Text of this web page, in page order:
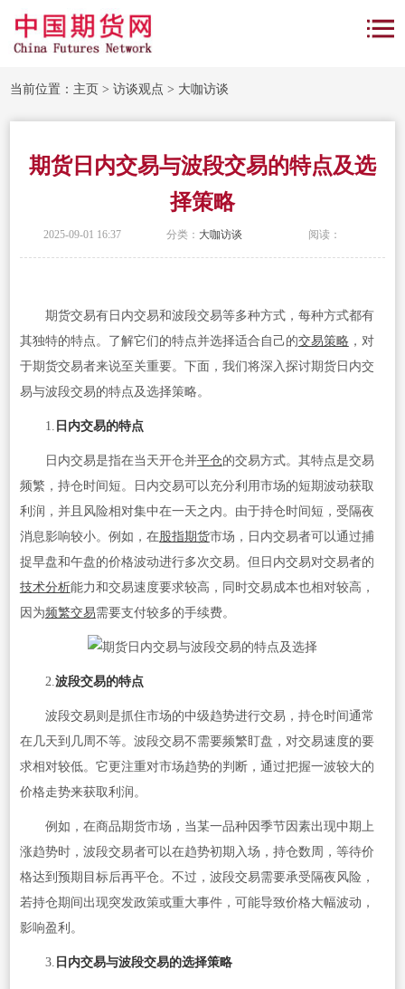
当前位置： 主页 >访谈观点 > 大咖访谈
期货日内交易与波段交易的特点及选
择策略
2025-09-01 16:37 分类： 大咖访谈 阅读：
期货交易有日内交易和波段交易等多种方式，每种方式都有
其独特的特点。了解它们的特点并选择适合自己的交易策略 ，对
于期货交易者来说至关重要。下面，我们将深入探讨期货日内交
易与波段交易的特点及选择策略。
1. 日内交易的特点
日内交易是指在当天开仓并平仓的交易方式。其特点是交易
频繁，持仓时间短。日内交易可以充分利用市场的短期波动获取
利润，并且风险相对集中在一天之内。由于持仓时间短，受隔夜
消息影响较小。例如，在股指期货市场，日内交易者可以通过捕
捉早盘和午盘的价格波动进行多次交易。但日内交易对交易者的
技术分析能力和交易速度要求较高，同时交易成本也相对较高，
因为频繁交易需要支付较多的手续费。
2.波段交易的特点
波段交易则是抓住市场的中级趋势进行交易，持仓时间通常
在几天到几周不等。波段交易不需要频繁盯盘，对交易速度的要
求相对较低。它更注重对市场趋势的判断，通过把握一波较大的
价格走势来获取利润。
例如，在商品期货市场，当某一品种因季节因素出现中期上
涨趋势时，波段交易者可以在趋势初期入场，持仓数周，等待价
格达到预期目标后再平仓。不过，波段交易需要承受隔夜风险，
若持仓期间出现突发政策或重大事件，可能导致价格大幅波动，
影响盈利。
3. 日内交易与波段交易的选择策略